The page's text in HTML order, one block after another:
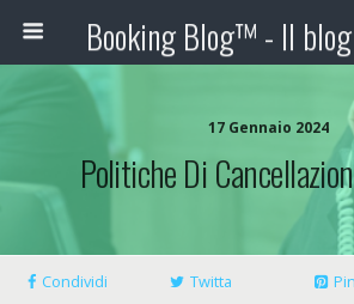
17 Gennaio 2024
Politiche Di
Condividi Twitta Pin